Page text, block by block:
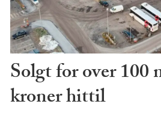
Solgt for over 100
kroner hittil